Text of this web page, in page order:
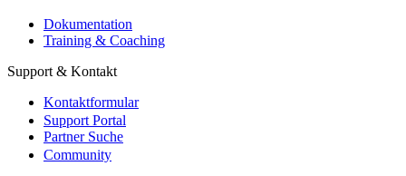
Dokumentation
Training & Coaching
Support & Kontakt
Kontaktformular
Support Portal
Partner Suche
Community